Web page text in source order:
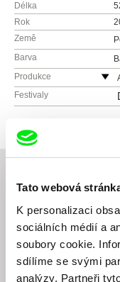
Tato webová
K personalizaci
sociálních médií a
soubory cookie.
sdílíme se svými
analýzy. Partneři
Délka
Rok
Země
Barva
Produkce
Festivaly
Související filmy